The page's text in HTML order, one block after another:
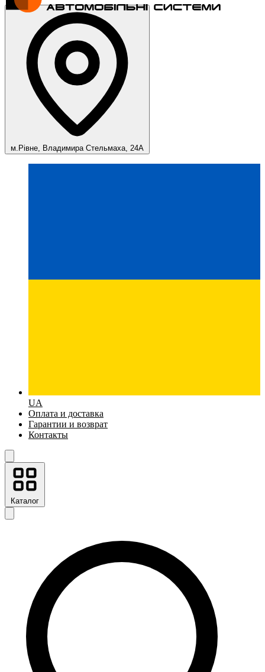
м.Рівне, Владимира Стельмаха, 24А
UA
Оплата и доставка
Гарантии и возврат
Контакты
Каталог